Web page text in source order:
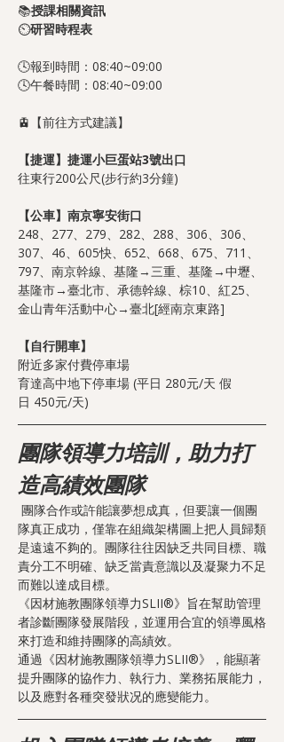
📚授課相關資訊
⏲️研習時程表
🕓報到時間：08:40~09:00
🕓午餐時間：08:40~09:00
🚊【前往方式建議】
【捷運】捷運小巨蛋站3號出口
往東行200公尺(步行約3分鐘)
【公車】南京寧安街口
248、277、279、282、288、306、306、
307、46、605快、652、668、675、711、
797、南京幹線、基隆→三重、基隆→中壢、
基隆市→臺北市、承德幹線、棕10、紅25、
金山青年活動中心→臺北[經南京東路]
【自行開車】
附近多家付費停車場
育達高中地下停車場 (平日 280元/天 假
日 450元/天)
團隊領導力培訓，助力打
造高績效團隊
團隊合作或許能讓夢想成真，但要讓一個團
隊真正成功，僅靠在組織架構圖上把人員歸類
是遠遠不夠的。團隊往往因缺乏共同目標、職
責分工不明確、缺乏當責意識以及凝聚力不足
而難以達成目標。
《因材施教團隊領導力SLII®》旨在幫助管理
者診斷團隊發展階段，並運用合宜的領導風格
來打造和維持團隊的高績效。
通過《因材施教團隊領導力SLII®》，能顯著
提升團隊的協作力、執行力、業務拓展能力，
以及應對各種突發狀况的應變能力。